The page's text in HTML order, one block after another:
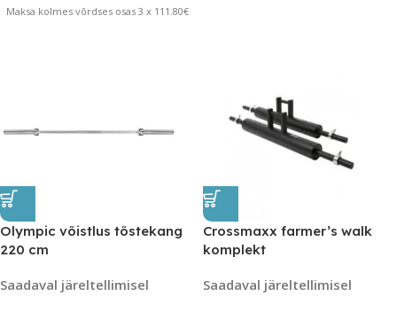
Maksa kolmes võrdses osas 3 x 111.80€
Olympic võistlus tõstekang
220 cm
Saadaval järeltellimisel
Crossmaxx farmer’s walk
komplekt
Saadaval järeltellimisel